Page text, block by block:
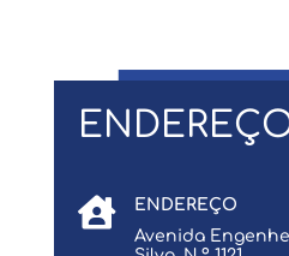

ENDEREÇO
Avenida